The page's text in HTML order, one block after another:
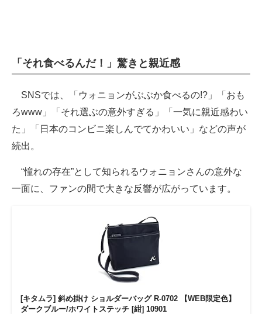
「それ食べるんだ！」驚きと親近感
SNSでは、「ウォニョンがぶぶか食べるの!?」「おも
ろwww」「それ選ぶの意外すぎる」「一気に親近感わい
た」「日本のコンビニ楽しんでてかわいい」などの声が
続出。
“憧れの存在”として知られるウォニョンさんの意外な
一面に、ファンの間で大きな反響が広がっています。
[キタムラ] 斜め掛け ショルダーバッグ R-0702 【WEB限定色】
ダークブルー/ホワイトステッチ [紺] 10901